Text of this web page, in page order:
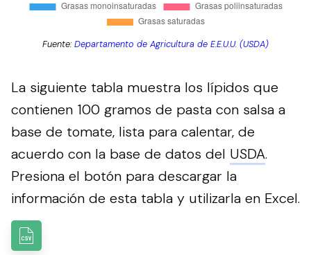
Fuente:Departamento de Agricultura de E.E.U.U. (USDA)
La siguiente tabla muestra los lípidos que
contienen 100 gramos de pasta con salsa a
base de tomate, lista para calentar, de
acuerdo con la base de datos del USDA.
Presiona el botón para descargar la
información de esta tabla y utilizarla en Excel.